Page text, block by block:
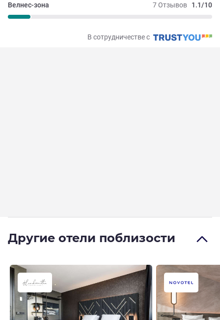
7 Отзывов 1.1/10
Велнес-зона
В сотрудничестве с
Другие отели поблизости